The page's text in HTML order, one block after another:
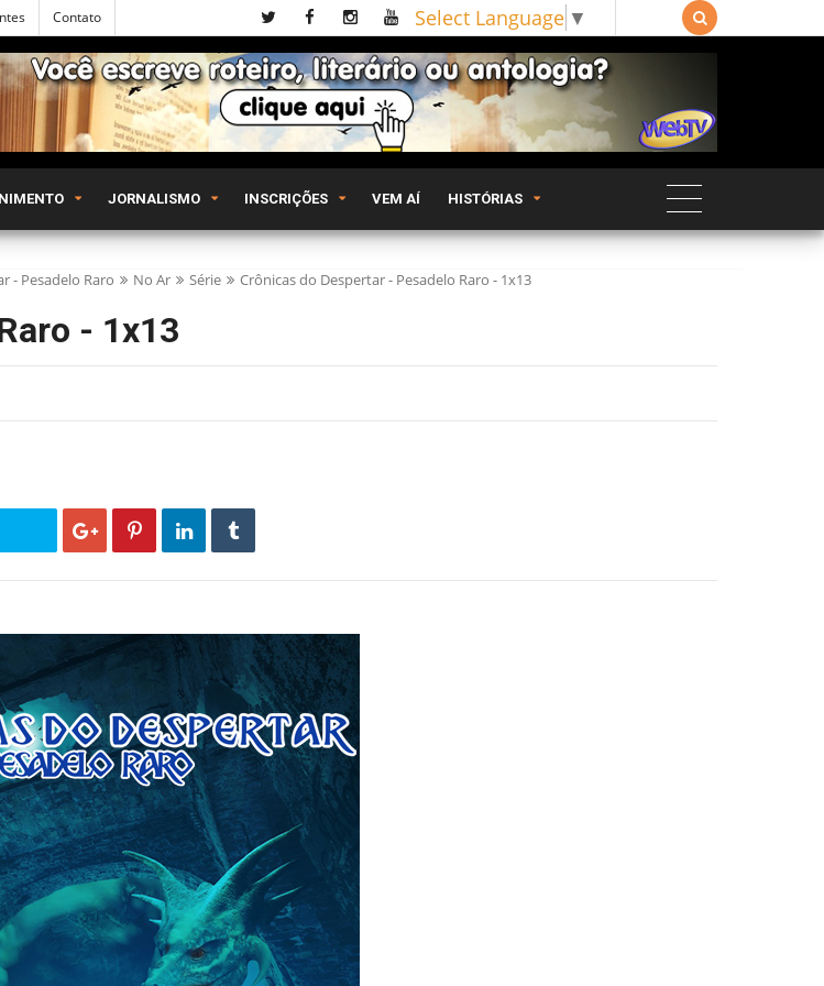
Contato Select Language ▼ 
JORNALISMO INSCRIÇÕES VEM AÍ HISTÓRIAS
- Pesadelo Raro No Ar Série Crônicas do Despertar - Pesadelo Raro - 1x13
- 1x13